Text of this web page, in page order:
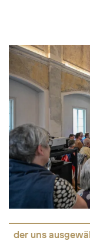
der uns